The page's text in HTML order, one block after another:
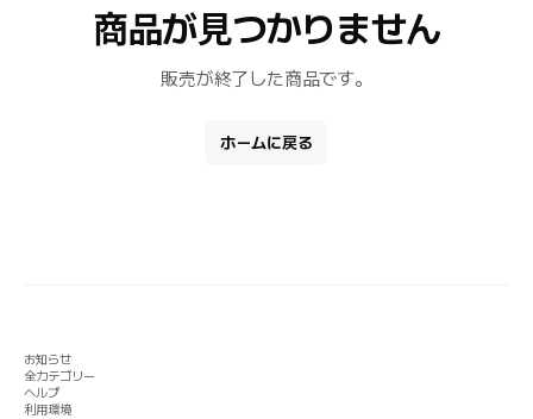
商品が見つかりません
販売が終了した商品です。
ホームに戻る
お知らせ
全カテゴリー
ヘルプ
利用環境